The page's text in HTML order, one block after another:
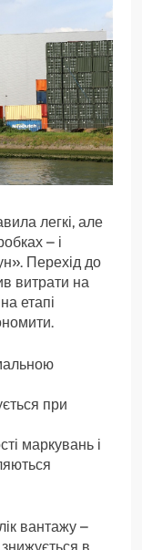
легкі, але
– і
Перехід до
витрати на
етапі
при
маркувань і
вантажу –